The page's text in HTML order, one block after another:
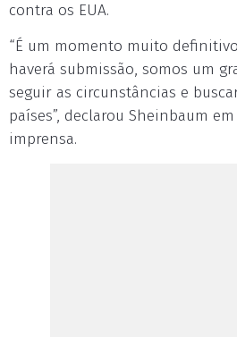
contra os EUA.
“É um momento muito
haverá submissão, somos um
seguir as circunstâncias e
países”, declarou Sheinbaum
imprensa.